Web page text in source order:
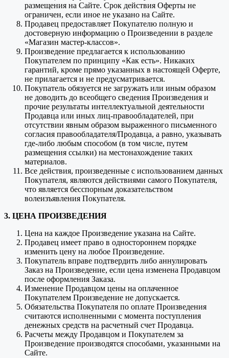
размещения на Сайте. Срок действия Оферты не
ограничен, если иное не указано на Сайте.
Продавец предоставляет Покупателю полную и
достоверную информацию о Произведении в разделе
«Магазин мастер-классов».
Произведение предлагается к использованию
Покупателем по принципу «Как есть». Никаких
гарантий, кроме прямо указанных в настоящей Оферте,
не прилагается и не предусматривается.
Покупатель обязуется не загружать или иным образом
не доводить до всеобщего сведения Произведения и
прочие результаты интеллектуальной деятельности
Продавца или иных лиц-правообладателей, при
отсутствии явным образом выраженного письменного
согласия правообладателя/Продавца, а равно, указывать
где-либо любым способом (в том числе, путем
размещения ссылки) на местонахождение таких
материалов.
Все действия, произведенные с использованием данных
Покупателя, являются действиями самого Покупателя,
что является бесспорным доказательством
волеизъявления Покупателя.
3. ЦЕНА ПРОИЗВЕДЕНИЯ
Цена на каждое Произведение указана на Сайте.
Продавец имеет право в одностороннем порядке
изменить цену на любое Произведение.
Покупатель вправе подтвердить либо аннулировать
Заказ на Произведение, если цена изменена Продавцом
после оформления Заказа.
Изменение Продавцом цены на оплаченное
Покупателем Произведение не допускается.
Обязательства Покупателя по оплате Произведения
считаются исполненными с момента поступления
денежных средств на расчетный счет Продавца.
Расчеты между Продавцом и Покупателем за
Произведение производятся способами, указанными на
Сайте.